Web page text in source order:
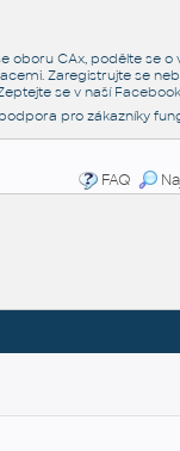
oboru CAx, podělte se
Zaregistrujte se
se v naší
pro zákazníky
FAQ